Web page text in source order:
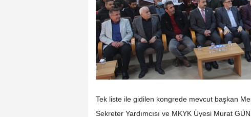
Tek liste ile gidilen kongrede mevcut başkan
Sekreter Yardımcısı ve MKYK Üyesi Murat